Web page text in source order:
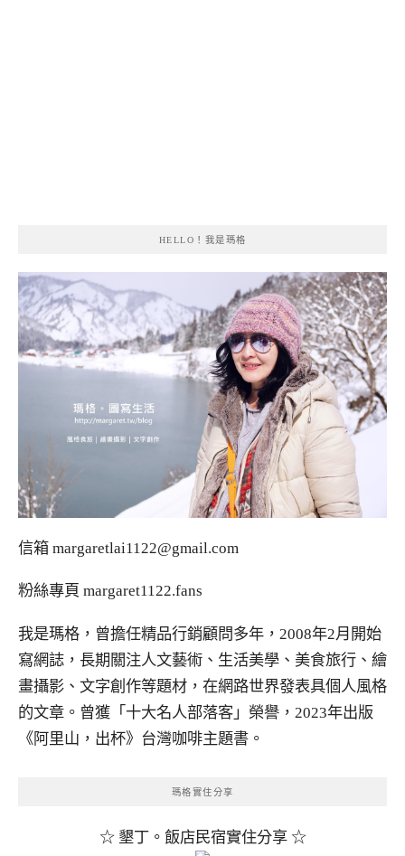
HELLO！我是瑪格
信箱 margaretlai1122@gmail.com
粉絲專頁 margaret1122.fans
我是瑪格，曾擔任精品行銷顧問多年，2008年2月開始
寫網誌，長期關注人文藝術、生活美學、美食旅行、繪
畫攝影、文字創作等題材，在網路世界發表具個人風格
的文章。曾獲「十大名人部落客」榮譽，2023年出版
《阿里山，出杯》台灣咖啡主題書。
瑪格實住分享
☆ 墾丁。飯店民宿實住分享 ☆